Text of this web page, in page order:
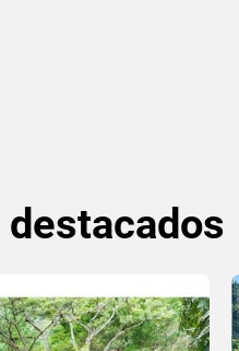
destacados